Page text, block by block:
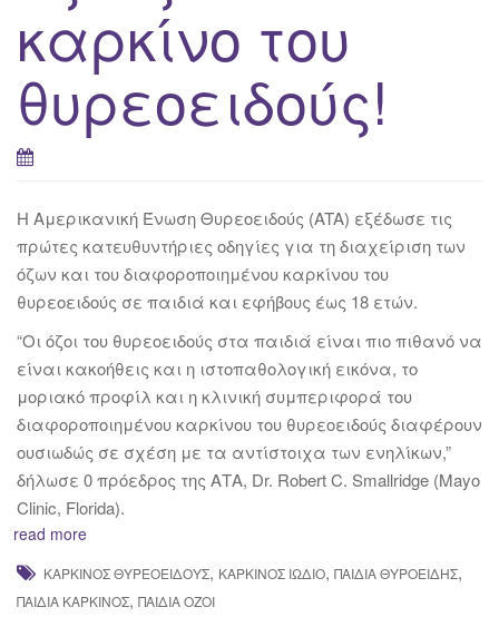
καρκίνο του
θυρεοειδούς!
Η Αμερικανική Ένωση Θυρεοειδούς (ATA) εξέδωσε τις
πρώτες κατευθυντήριες οδηγίες για τη διαχείριση των
όζων και του διαφοροποιημένου καρκίνου του
θυρεοειδούς σε παιδιά και εφήβους έως 18 ετών.
“Οι όζοι του θυρεοειδούς στα παιδιά είναι πιο πιθανό να
είναι κακοήθεις και η ιστοπαθολογική εικόνα, το
μοριακό προφίλ και η κλινική συμπεριφορά του
διαφοροποιημένου καρκίνου του θυρεοειδούς διαφέρουν
ουσιωδώς σε σχέση με τα αντίστοιχα των ενηλίκων,”
δήλωσε 0 πρόεδρος της ΑΤΑ, Dr. Robert C. Smallridge (Mayo
Clinic, Florida).
read more
ΚΑΡΚΊΝΟΣ ΘΥΡΕΟΕΙΔΟΎΣ, ΚΑΡΚΊΝΟΣ ΙΏΔΙΟ, ΠΑΙΔΙΆ ΘΥΡΟΕΙΔΗΣ,
ΠΑΙΔΙΆ ΚΑΡΚΊΝΟΣ, ΠΑΙΔΙΆ ΌΖΟΙ